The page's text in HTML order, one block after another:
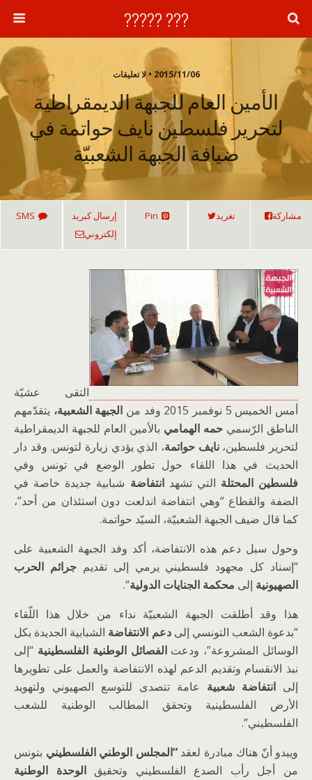
??? ?????
2015/11/06 • لا تعليقات
الأمين العام للجبهة الديمقراطية
لتحرير فلسطين نايف حواتمة في
ضيافة الجبهة الشعبيّة
مشاركة تغريد Pin
إرسال كبريد
إلكتروني
SMS
التقى عشيّة
أمس الخميس 5 نوفمبر 2015 وفد من
الجبهة الشعبية، يتقدّمهم
الناطق الرّسمي حمه الهمامي بالأمين العام للجبهة الديمقراطية
لتحرير فلسطين،نايف حواتمة، الذي يؤدي زيارة لتونس. وقد دار
الحديث في هذا اللقاء حول تطور الوضع في تونس وفي
فلسطين المحتلة التي تشهدانتفاضة شبابية جديدة خاصة في
الضفة والقطاع “وهي انتفاضة اندلعت دون استئذان من أحد”،
كما قال ضيف الجبهة الشعبيّة، السيّد حواتمة.
وحول سبل دعم هذه الانتفاضة، أكد وفد الجبهة الشعبية على
“إسناد كل مجهود فلسطيني يرمي إلى تقديمجرائم الحرب
الصهيونية إلى محكمة الجنايات الدولية“.
هذا وقد أطلقت الجبهة الشعبيّة نداء من خلال هذا اللّقاء
“بدعوة الشعب التونسي إلى دعم الانتفاضة الشبابية الجديدة بكل
الوسائل المشروعة”، ودعتالفصائل الوطنية الفلسطينية “إلى
نبذ الانقسام وتقديم الدعم لهذه الانتفاضة والعمل على تطويرها
إلى انتفاضة شعبية عامة تتصدى للتوسع الصهيوني ولتهويد
الأرض الفلسطينية وتحقق المطالب الوطنية للشعب
الفلسطيني”.
ويبدو أنّ هناك مبادرة لعقد“المجلس الوطني الفلسطيني بتونس
من أجل رأب الصدع الفلسطيني وتحقيق الوحدة الوطنية